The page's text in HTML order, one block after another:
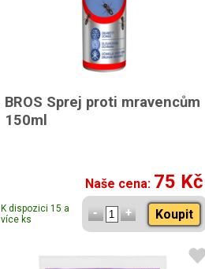
BROS Sprej proti mravencům
150ml
Naše cena: 75 Kč
K dispozici 15 a
více ks
Koupit